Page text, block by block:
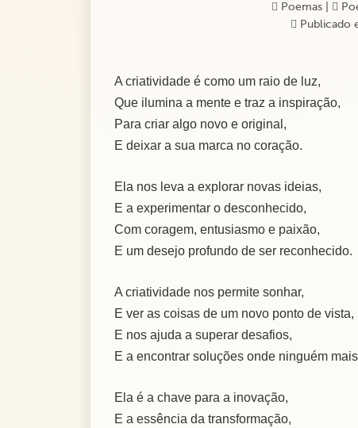
Poemas
Publicado
A criatividade é como um raio de luz,
Que ilumina a mente e traz a inspiração,
Para criar algo novo e original,
E deixar a sua marca no coração.
Ela nos leva a explorar novas ideias,
E a experimentar o desconhecido,
Com coragem, entusiasmo e paixão,
E um desejo profundo de ser reconhecido.
A criatividade nos permite sonhar,
E ver as coisas de um novo ponto de vista,
E nos ajuda a superar desafios,
E a encontrar soluções onde ninguém
Ela é a chave para a inovação,
E a essência da transformação,